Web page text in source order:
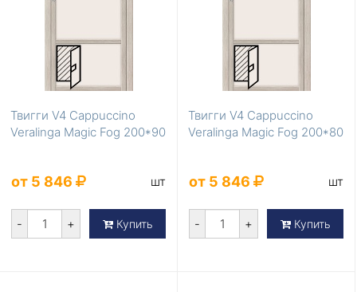
Твигги V4 Cappuccino
Veralinga Magic Fog 200*90
от 5 846 шт
- + Купить
Твигги V4 Cappuccino
Veralinga Magic Fog 200*80
от 5 846 шт
- + Купить